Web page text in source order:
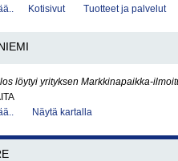
Kotisivut Tuotteet ja palvelut
löytyi yrityksen Markkinapaikka-
Näytä kartalla